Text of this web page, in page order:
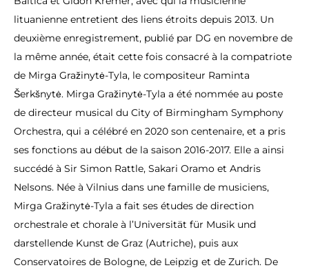
lituanienne entretient des liens étroits depuis 2013. Un
deuxième enregistrement, publié par DG en novembre de
la même année, était cette fois consacré à la compatriote
de Mirga Gražinytė-Tyla, le compositeur Raminta
Šerkšnytė. Mirga Gražinytė-Tyla a été nommée au poste
de directeur musical du City of Birmingham Symphony
Orchestra, qui a célébré en 2020 son centenaire, et a pris
ses fonctions au début de la saison 2016-2017. Elle a ainsi
succédé à Sir Simon Rattle, Sakari Oramo et Andris
Nelsons. Née à Vilnius dans une famille de musiciens,
Mirga Gražinytė-Tyla a fait ses études de direction
orchestrale et chorale à l’Universität für Musik und
darstellende Kunst de Graz (Autriche), puis aux
Conservatoires de Bologne, de Leipzig et de Zurich. De